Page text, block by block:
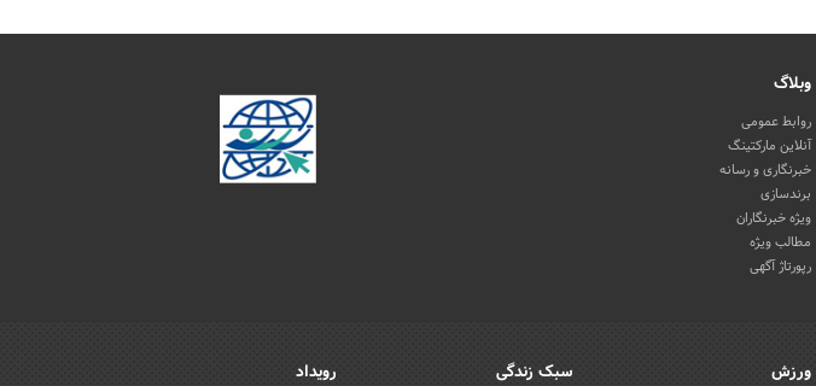
وبلاگ
روابط عمومی
آنلاین مارکتینگ
خبرنگاری و رسانه
برندسازی
ویژه خبرنگاران
مطالب ویژه
رپورتاژ آگهی
ورزش سبک زندگی رویداد